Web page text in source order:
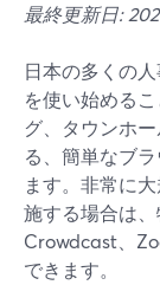
最終更新日:
日本の多くの
を使い始める
グ、タウンホ
る、簡単なブ
ます。非常に
施する場合は
Crowdcast、
できます。